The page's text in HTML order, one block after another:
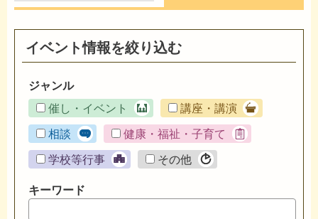
イベント情報を絞り込む
ジャンル
催し・イベント
講座・講演
相談 健康・福祉・子育て
学校等行事 その他
キーワード